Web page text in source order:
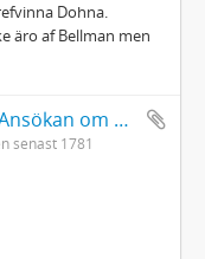
Dohna.
äro af Bellman men
Carl Michael Bellman: Ansökan om konfirmationsfullmakt på sekreterarebeställningen i Nummerlotteriet
senast 1781